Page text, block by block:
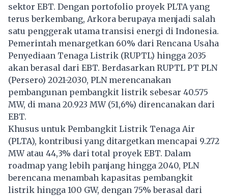
sektor EBT. Dengan portofolio proyek PLTA yang
terus berkembang, Arkora berupaya menjadi salah
satu penggerak utama transisi energi di Indonesia.
Pemerintah menargetkan 60% dari Rencana Usaha
Penyediaan Tenaga Listrik (RUPTL) hingga 2035
akan berasal dari EBT. Berdasarkan RUPTL PT PLN
(Persero) 2021-2030, PLN merencanakan
pembangunan pembangkit listrik sebesar 40.575
MW, di mana 20.923 MW (51,6%) direncanakan dari
EBT.
Khusus untuk Pembangkit Listrik Tenaga Air
(PLTA), kontribusi yang ditargetkan mencapai 9.272
MW atau 44,3% dari total proyek EBT. Dalam
roadmap yang lebih panjang hingga 2040, PLN
berencana menambah kapasitas pembangkit
listrik hingga 100 GW, dengan 75% berasal dari